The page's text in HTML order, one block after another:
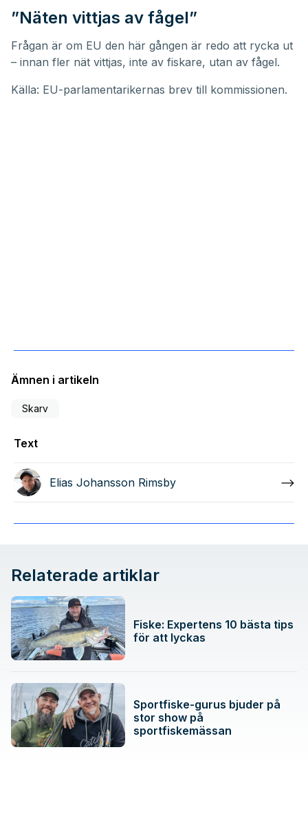
”Näten vittjas av fågel”
Frågan är om EU den här gången är redo att rycka ut
– innan fler nät vittjas, inte av fiskare, utan av fågel.
Källa: EU-parlamentarikernas brev till kommissionen.
Ämnen i artikeln
Skarv
Text
Elias Johansson Rimsby
Relaterade artiklar
Fiske: Expertens 10 bästa tips
för att lyckas
Sportfiske-gurus bjuder på
stor show på
sportfiskemässan